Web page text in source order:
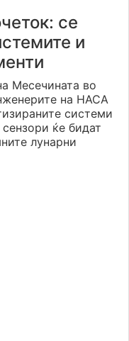
се
и
Месечината во
на НАСА
системи
ќе бидат
лунарни